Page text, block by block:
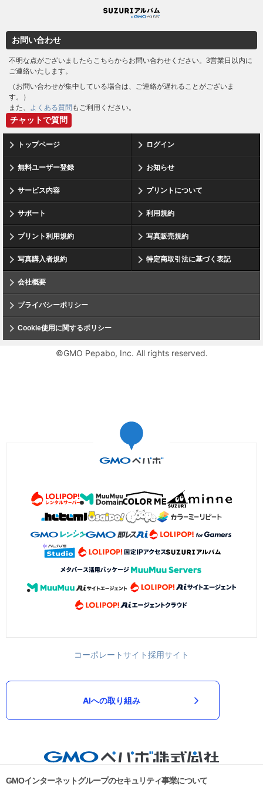
お問い合わせ
不明な点がございましたらこちらからお問い合わせください。3営業日以内に
ご連絡いたします。
（お問い合わせが集中している場合は、ご連絡が遅れることがございま
す。）
また、 よくある質問 もご利用ください。
チャットで質問
トップページ ログイン
無料ユーザー登録 お知らせ
サービス内容 プリントについて
サポート 利用規約
プリント利用規約 写真販売規約
写真購入者規約 特定商取引法に基づく表記
会社概要
プライバシーポリシー
Cookie使用に関するポリシー
©GMO Pepabo, Inc. All rights reserved.
コーポレートサイト採用サイト
AIへの取り組み
GMOインターネットグループのセキュリティ事業について